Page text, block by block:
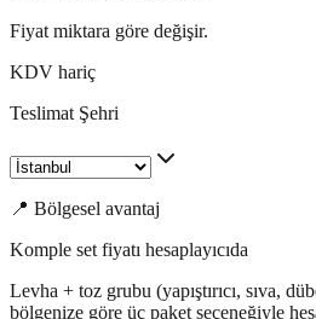
Fiyat miktara göre değişir.
KDV hariç
Teslimat Şehri
📍 Bölgesel avantaj
Komple set fiyatı hesaplayıcıda
Levha + toz grubu (yapıştırıcı, sıva,
bölgenize göre üç paket seçeneğiyle